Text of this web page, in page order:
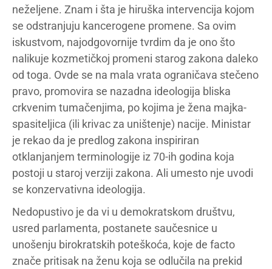
neželjene. Znam i šta je hiruška intervencija kojom
se odstranjuju kancerogene promene. Sa ovim
iskustvom, najodgovornije tvrdim da je ono što
nalikuje kozmetičkoj promeni starog zakona daleko
od toga. Ovde se na mala vrata ograničava stečeno
pravo, promovira se nazadna ideologija bliska
crkvenim tumačenjima, po kojima je žena majka-
spasiteljica (ili krivac za uništenje) nacije. Ministar
je rekao da je predlog zakona inspiriran
otklanjanjem terminologije iz 70-ih godina koja
postoji u staroj verziji zakona. Ali umesto nje uvodi
se konzervativna ideologija.
Nedopustivo je da vi u demokratskom društvu,
usred parlamenta, postanete saučesnice u
unošenju birokratskih poteškoća, koje de facto
znače pritisak na ženu koja se odlučila na prekid